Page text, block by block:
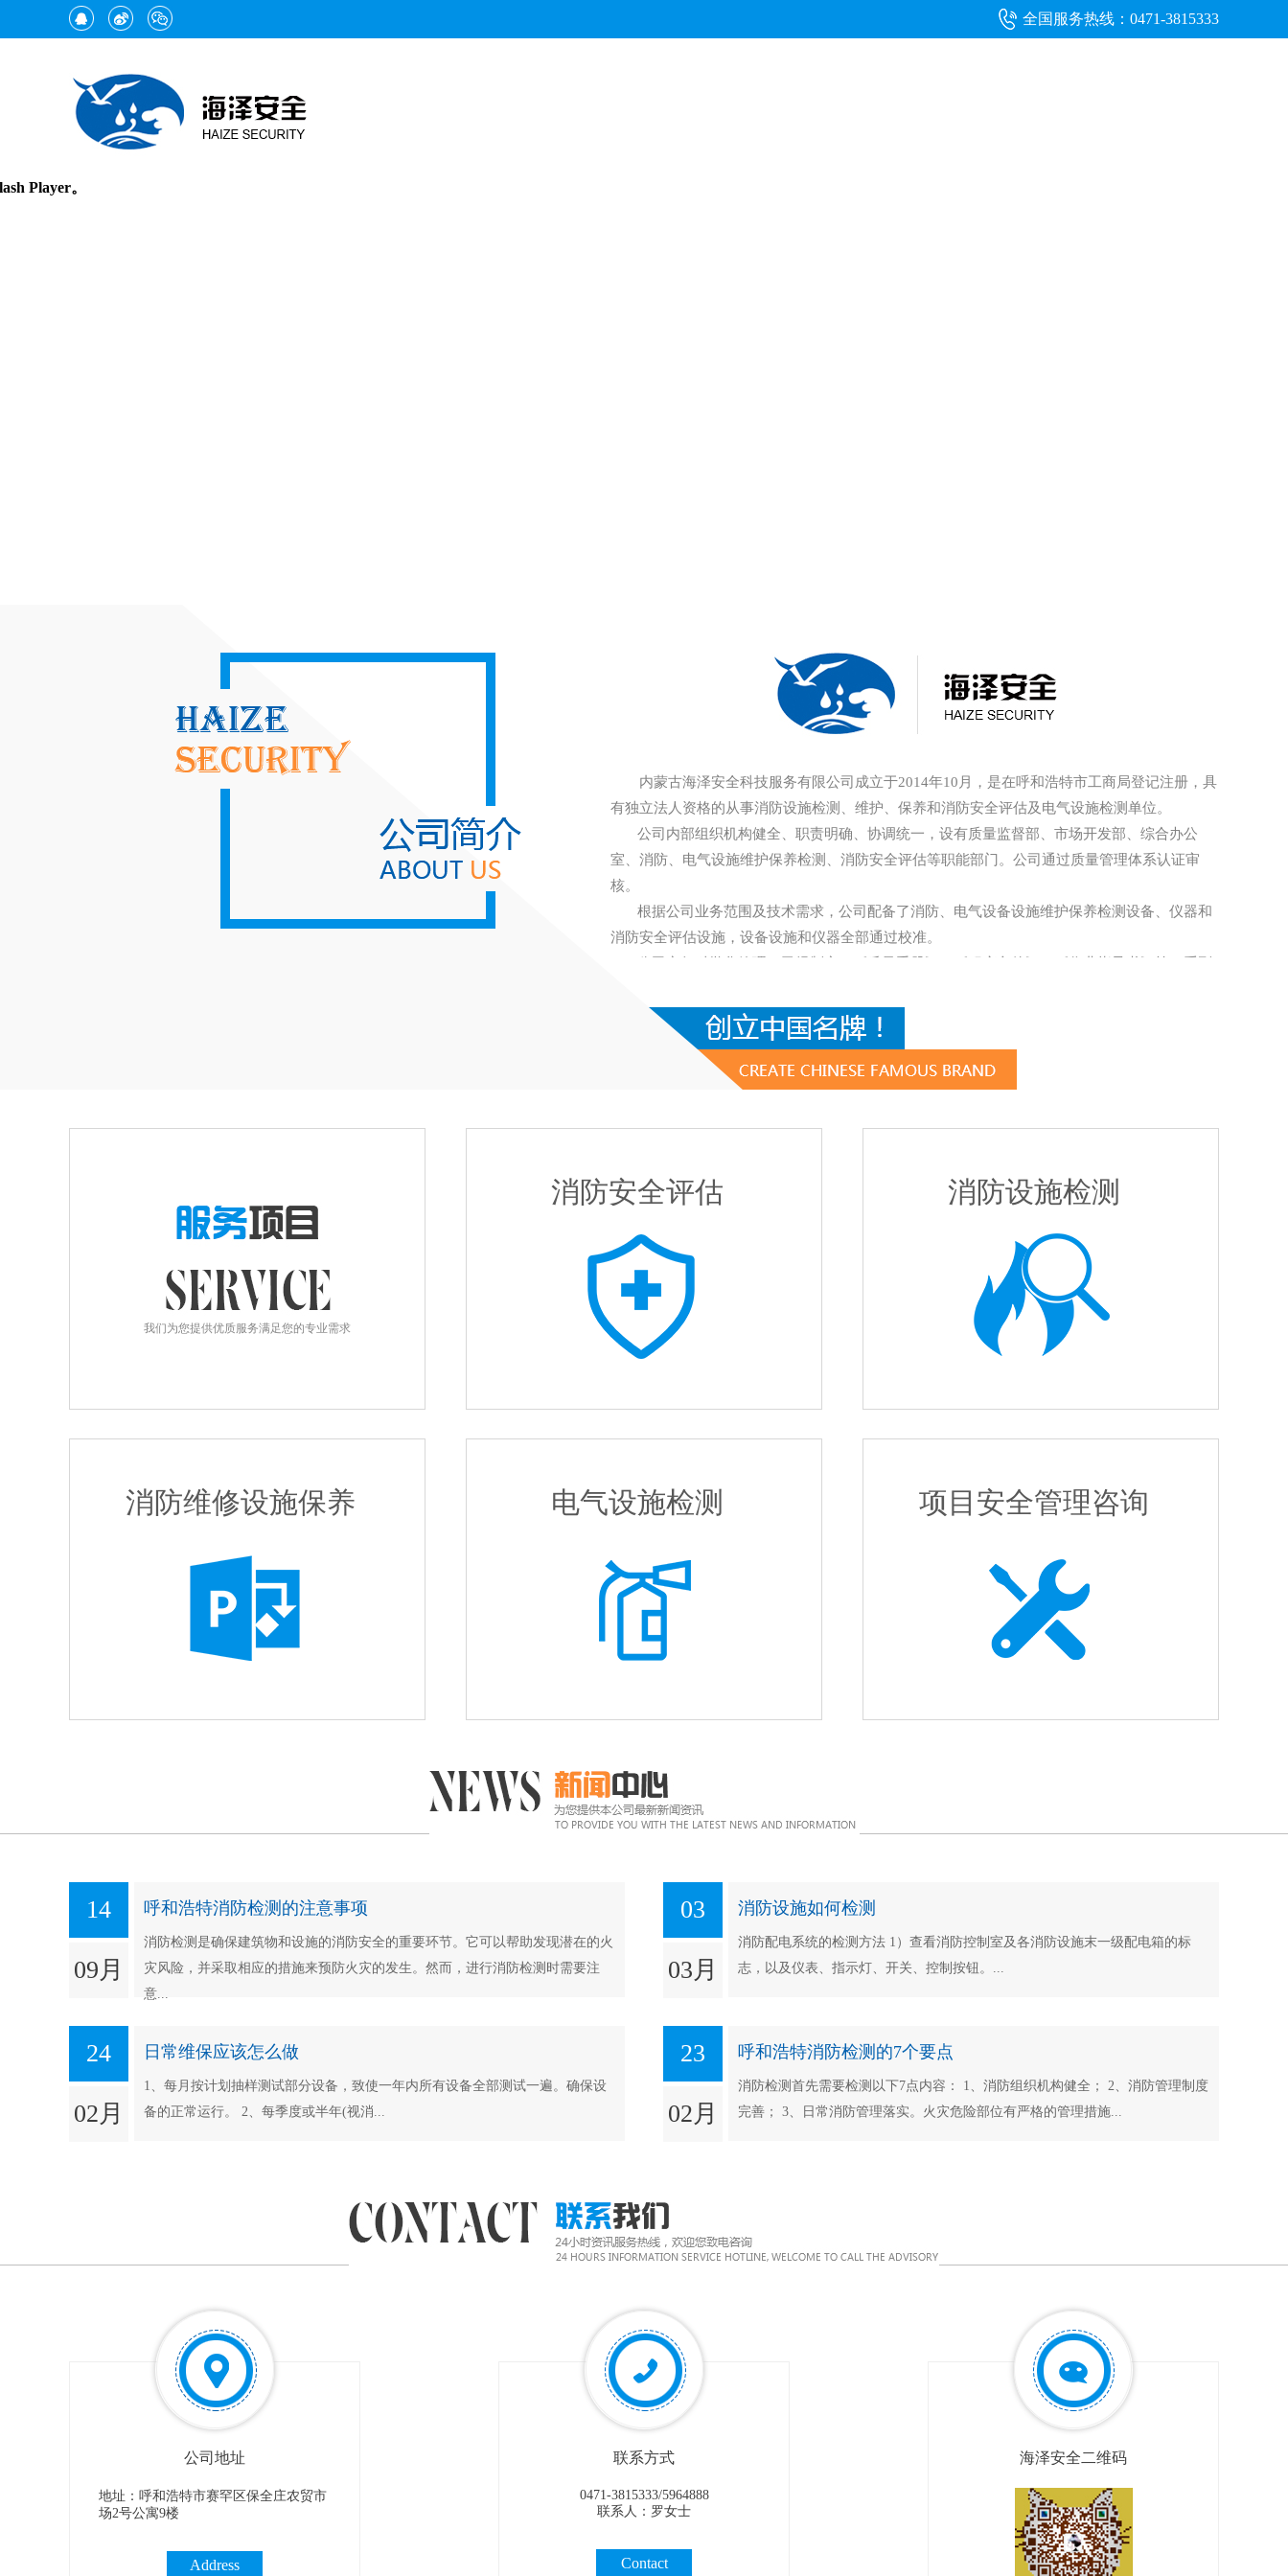
全国服务热线：0471-3815333
Player。
内蒙古海泽安全科技服务有限公司成立于2014年10月，是在呼和浩特市工商局登记注册，具
有独立法人资格的从事消防设施检测、维护、保养和消防安全评估及电气设施检测单位。
公司内部组织机构健全、职责明确、协调统一，设有质量监督部、市场开发部、综合办公
室、消防、电气设施维护保养检测、消防安全评估等职能部门。公司通过质量管理体系认证审
核。
根据公司业务范围及技术需求，公司配备了消防、电气设备设施维护保养检测设备、仪器和
消防安全评估设施，设备设施和仪器全部通过校准。
公司成立以来，全体员工始终坚持“爱岗敬业、依法执业、客观公正、公平竞争、奉献社会、
保守秘密、提高技能为职业道德规范，公司以科学、依法、公正、奉献为经营宗旨，以科学的、
规范化的管理手段，为企事业单位和社会提供消防、电气、安全生产等技术服务。
邮 箱：nmghzaqkj@126.com
我们为您提供优质服务满足您的专业需求
消防安全评估 消防安全评估
消防设施检测
消防维修设施保养 消防维修设施保养
电气设施检测 电气设施检测
项目安全管理咨询
14
09月
呼和浩特消防检测的注意事项
消防检测是确保建筑物和设施的消防安全的重要环节。它可以帮助发现潜在的火
灾风险，并采取相应的措施来预防火灾的发生。然而，进行消防检测时需要注
意...
03
03月
消防设施如何检测
消防配电系统的检测方法 1）查看消防控制室及各消防设施末一级配电箱的标
志，以及仪表、指示灯、开关、控制按钮。...
24
02月
日常维保应该怎么做
1、每月按计划抽样测试部分设备，致使一年内所有设备全部测试一遍。确保设
备的正常运行。 2、每季度或半年(视消...
23
02月
呼和浩特消防检测的7个要点
消防检测首先需要检测以下7点内容： 1、消防组织机构健全； 2、消防管理制度
完善； 3、日常消防管理落实。火灾危险部位有严格的管理措施...
公司地址
地址：呼和浩特市赛罕区保全庄农贸市
场2号公寓9楼
Address
联系方式
0471-3815333/5964888
联系人：罗女士
Contact
海泽安全二维码